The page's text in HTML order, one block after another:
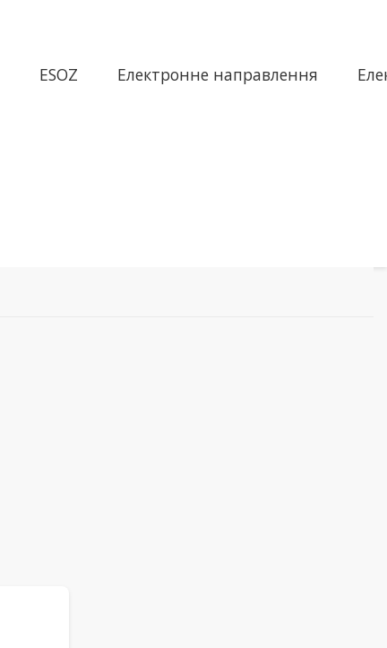
ESOZ Електронне направлення